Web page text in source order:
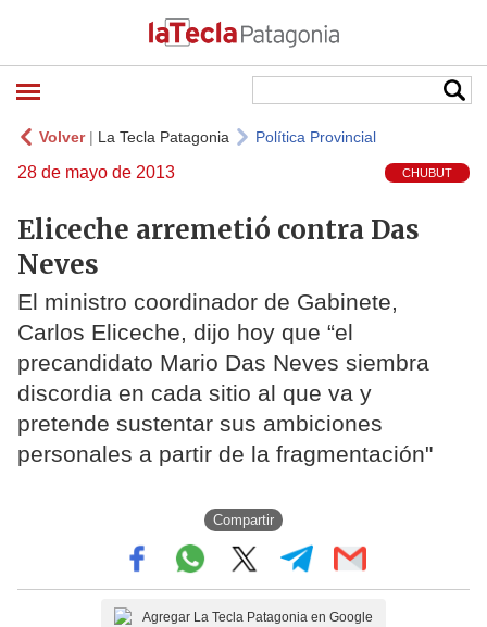
Volver| La Tecla Patagonia Política Provincial
28 de mayo de 2013 CHUBUT
Eliceche arremetió contra Das
Neves
El ministro coordinador de Gabinete,
Carlos Eliceche, dijo hoy que “el
precandidato Mario Das Neves siembra
discordia en cada sitio al que va y
pretende sustentar sus ambiciones
personales a partir de la fragmentación"
Compartir
Agregar La Tecla Patagonia en Google